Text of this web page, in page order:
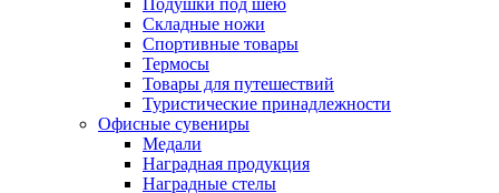
Подушки под шею
Складные ножи
Спортивные товары
Термосы
Товары для путешествий
Туристические принадлежности
Офисные сувениры
Медали
Наградная продукция
Наградные стелы